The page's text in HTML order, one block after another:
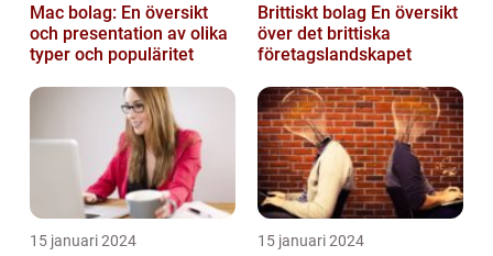
Mac bolag: En översikt
och presentation av olika
typer och populäritet
Brittiskt bolag En översikt
över det brittiska
företagslandskapet
15 januari 2024 15 januari 2024